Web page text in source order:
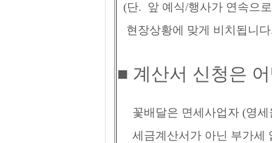
(단. 앞 예식/행사가 연속으
현장상황에 맞게 비치됩니
■ 계산서 신청은
꽃배달은 면세사업자 (영세
세금계산서가 아닌 부가세